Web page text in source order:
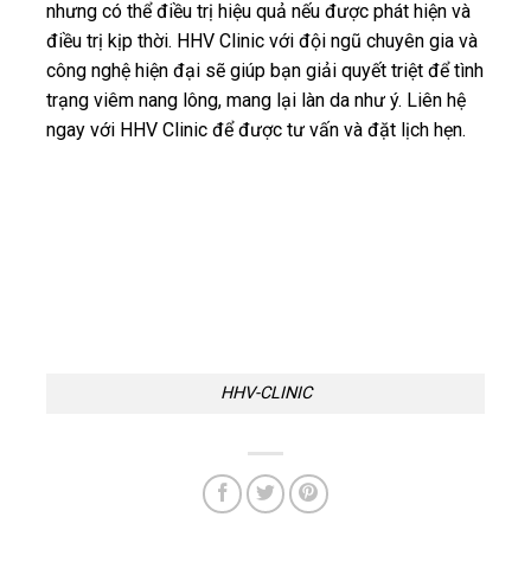
nhưng có thể điều trị hiệu quả nếu được phát hiện và
điều trị kịp thời. HHV Clinic với đội ngũ chuyên gia và
công nghệ hiện đại sẽ giúp bạn giải quyết triệt để tình
trạng viêm nang lông, mang lại làn da như ý. Liên hệ
ngay với HHV Clinic để được tư vấn và đặt lịch hẹn.
HHV-CLINIC